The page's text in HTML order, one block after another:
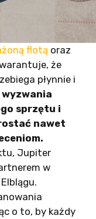
flotąoraz
że
płynnie i
wyzwania
sprzętu i
nawet
Jupiter
w
o to, by każdy